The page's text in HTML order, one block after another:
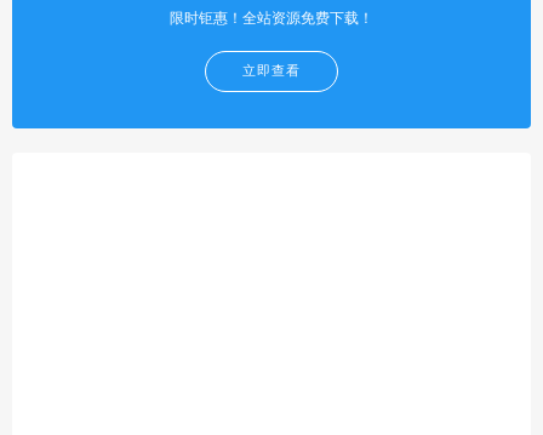
限时钜惠！全站资源免费下载！
立即查看